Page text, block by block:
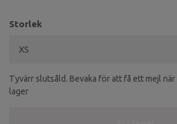
Storlek
Tyvärr slutsåld. Bevaka för att få ett mejl
lager